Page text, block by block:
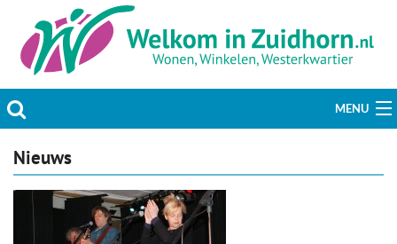
MENU
Actueel
Hobby & Vrije tijd
Welzijn & Maatschappij
Nieuws